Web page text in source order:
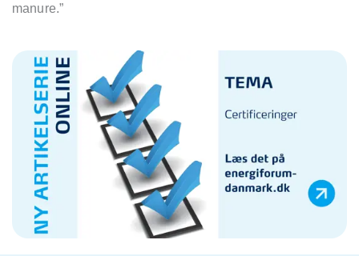
manure.”